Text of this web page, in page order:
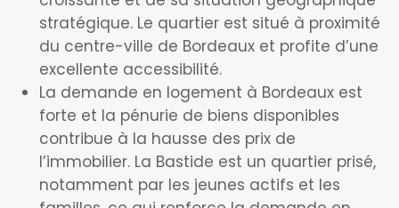
stratégique. Le quartier est situé à proximité
du centre-ville de Bordeaux et profite d’une
excellente accessibilité.
La demande en logement à Bordeaux est
forte et la pénurie de biens disponibles
contribue à la hausse des prix de
l’immobilier. La Bastide est un quartier prisé,
notamment par les jeunes actifs et les